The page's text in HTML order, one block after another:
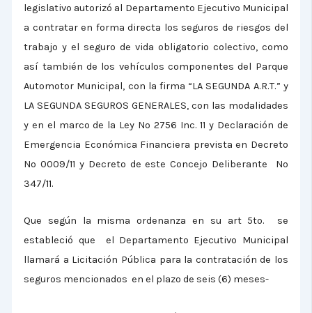
legislativo autorizó al Departamento Ejecutivo Municipal
a contratar en forma directa los seguros de riesgos del
trabajo y el seguro de vida obligatorio colectivo, como
así también de los vehículos componentes del Parque
Automotor Municipal, con la firma “LA SEGUNDA A.R.T.” y
LA SEGUNDA SEGUROS GENERALES, con las modalidades
y en el marco de la Ley Nº 2756 Inc. 11 y Declaración de
Emergencia Económica Financiera prevista en Decreto
Nº 0009/11 y Decreto de este Concejo Deliberante Nº
347/11.
Que según la misma ordenanza en su art 5to. se
estableció que el Departamento Ejecutivo Municipal
llamará a Licitación Pública para la contratación de los
seguros mencionados en el plazo de seis (6) meses-